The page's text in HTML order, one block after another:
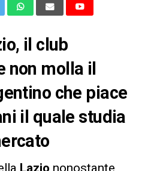
il club
non molla il
che piace
il quale studia
Lazio nonostante